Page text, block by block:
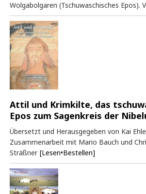
Wolgabolgaren (Tschuwaschisches Epos). V
Attil und Krimkilte, das
Epos zum Sagenkreis der
Übersetzt und Herausgegeben von Kai
Zusammenarbeit mit Mario Bauch und
Sträßner [Lesen•Bestellen]